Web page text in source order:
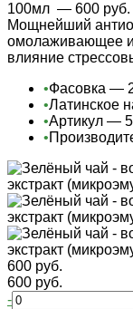
100мл — 600 руб.
Мощнейший
омолаживающее и
влияние
•Фасовка —
•Латинское
•Артикул —
•
600 руб.
600 руб.
-